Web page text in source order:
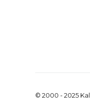
© 2000 - 2025